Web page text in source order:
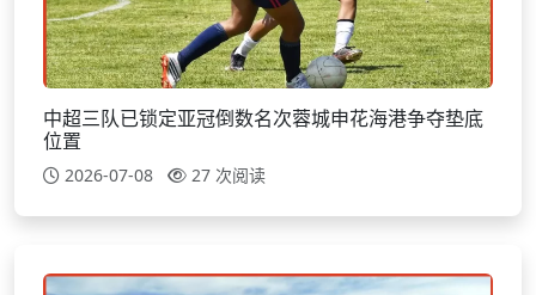
中超三队已锁定亚冠倒数名次蓉城申花海港争夺垫底
位置
2026-07-08 27 次阅读